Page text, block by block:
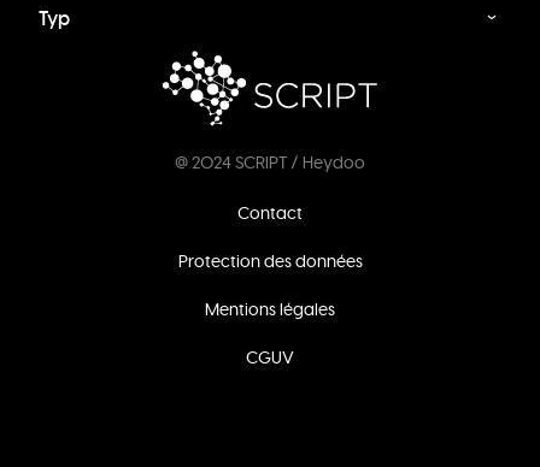
Typ
@ 2024 SCRIPT / Heydoo
Contact
Protection des données
Mentions légales
CGUV